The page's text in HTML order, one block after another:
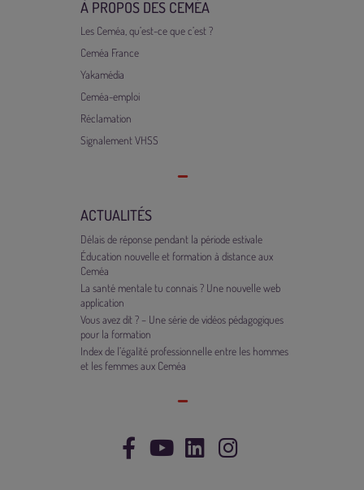
À PROPOS DES CEMÉA
Les Ceméa, qu’est-ce que c’est ?
Ceméa France
Yakamédia
Ceméa-emploi
Réclamation
Signalement VHSS
ACTUALITÉS
Délais de réponse pendant la période estivale
Éducation nouvelle et formation à distance aux
Ceméa
La santé mentale tu connais ? Une nouvelle web
application
Vous avez dit ? – Une série de vidéos pédagogiques
pour la formation
Index de l’égalité professionnelle entre les hommes
et les femmes aux Ceméa